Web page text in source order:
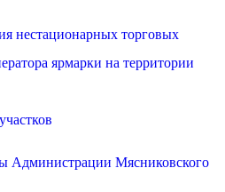
нестационарных торговых
ярмарки на территории
Администрации Мясниковского